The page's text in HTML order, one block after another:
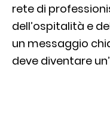
rete di
dell’ospitalità e
un messaggio
deve diventare